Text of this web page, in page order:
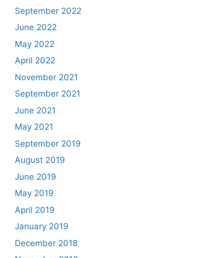
September 2022
June 2022
May 2022
April 2022
November 2021
September 2021
June 2021
May 2021
September 2019
August 2019
June 2019
May 2019
April 2019
January 2019
December 2018